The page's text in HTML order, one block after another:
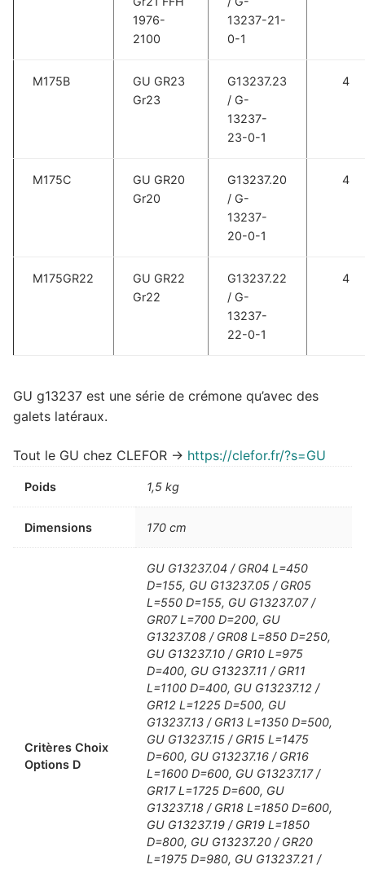
1976-
2100
13237-21-
0-1
M175B
GU GR23
Gr23
G13237.23
/ G-
13237-
23-0-1
4
M175C
GU GR20
Gr20
G13237.20
/ G-
13237-
20-0-1
4
M175GR22
GU GR22
Gr22
G13237.22
/ G-
13237-
22-0-1
4
GU g13237 est une série de crémone qu’avec des
galets latéraux.
Tout le GU chez CLEFOR -> https://clefor.fr/?s=GU
Poids 1,5 kg
Dimensions 170 cm
Critères Choix
Options D
GU G13237.04 / GR04 L=450
D=155, GU G13237.05 / GR05
L=550 D=155, GU G13237.07 /
GR07 L=700 D=200, GU
G13237.08 / GR08 L=850 D=250,
GU G13237.10 / GR10 L=975
D=400, GU G13237.11 / GR11
L=1100 D=400, GU G13237.12 /
GR12 L=1225 D=500, GU
G13237.13 / GR13 L=1350 D=500,
GU G13237.15 / GR15 L=1475
D=600, GU G13237.16 / GR16
L=1600 D=600, GU G13237.17 /
GR17 L=1725 D=600, GU
G13237.18 / GR18 L=1850 D=600,
GU G13237.19 / GR19 L=1850
D=800, GU G13237.20 / GR20
L=1975 D=980, GU G13237.21 /